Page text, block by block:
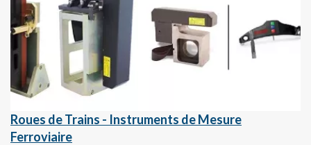
Roues de Trains - Instruments de Mesure
Ferroviaire